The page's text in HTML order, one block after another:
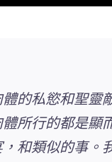
的私慾和聖靈
所行的都是顯
和類似的事。